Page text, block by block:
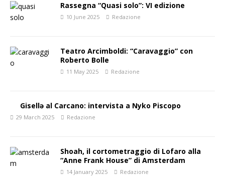
Rassegna “Quasi solo”: VI edizione
10 June 2025 Redazione
Teatro Arcimboldi: “Caravaggio” con
Roberto Bolle
11 May 2025 Redazione
Gisellə al Carcano: intervista a Nyko Piscopo
29 March 2025 Redazione
Shoah, il cortometraggio di Lofaro alla
“Anne Frank House” di Amsterdam
14 January 2025 Redazione